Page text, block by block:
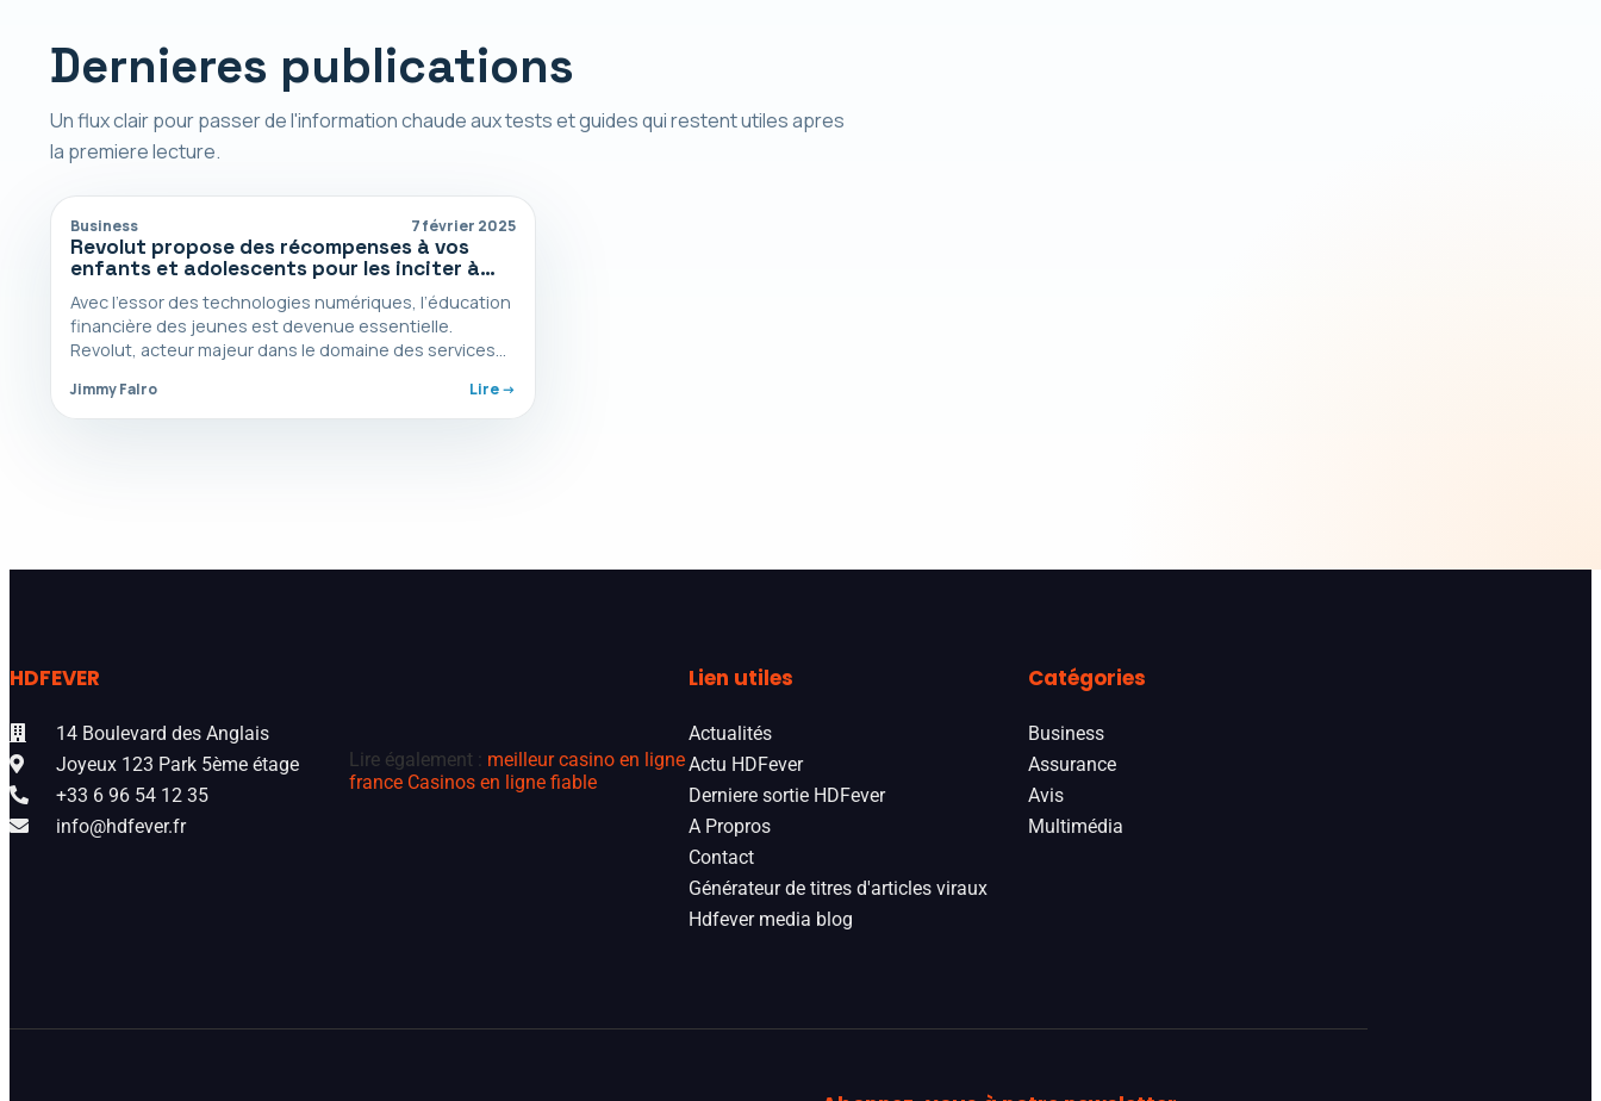
Dernieres publications
Un flux clair pour passer de l'information chaude aux tests et guides qui restent utiles apres
la premiere lecture.
Business 7 février 2025
Revolut propose des récompenses à vos
enfants et adolescents pour les inciter à
Avec l’essor des technologies numériques, l’éducation
financière des jeunes est devenue essentielle.
Revolut, acteur majeur dans le domaine des services
Jimmy Falro Lire ->
HDFEVER
14 Boulevard des Anglais
Joyeux 123 Park 5ème étage
+33 6 96 54 12 35
info@hdfever.fr
Lire également : meilleur casino en ligne
france Casinos en ligne fiable
Lien utiles
Actualités
Actu HDFever
Derniere sortie HDFever
A Propros
Contact
Générateur de titres d'articles viraux
Hdfever media blog
Catégories
Business
Assurance
Avis
Multimédia